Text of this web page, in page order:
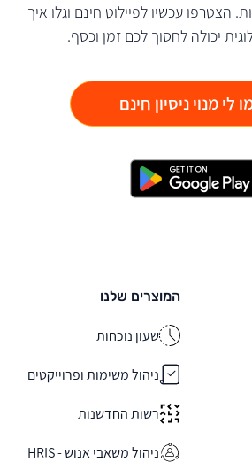
הצטרפו עכשיו לפיילוט חינם וגלו איך
יכולה לחסוך לכם זמן וכסף.
לי מנוי ניסיון חינם
המוצרים שלנו
שעון נוכחות
ניהול משימות ופרוייקטים
רשות החדשנות
ניהול משאבי אנוש - HRIS